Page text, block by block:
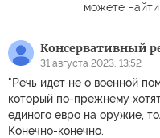
можете
Консервативный
31 августа 2023, 13:52
"Речь идет не о военной
который по-прежнему
единого евро на оружие,
Конечно-конечно.